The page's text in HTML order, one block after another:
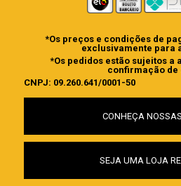
*Os preços e condições de
exclusivamente para
*Os pedidos estão sujeitos a
confirmação de
CNPJ: 09.260.641/0001-50
CONHEÇA
SEJA UMA LOJA